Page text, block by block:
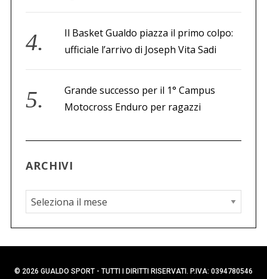
Il Basket Gualdo piazza il primo colpo:
ufficiale l’arrivo di Joseph Vita Sadi
Grande successo per il 1° Campus
Motocross Enduro per ragazzi
ARCHIVI
A
r
c
h
i
© 2026 GUALDO SPORT - TUTTI I DIRITTI RISERVATI. P.IVA: 0394780546